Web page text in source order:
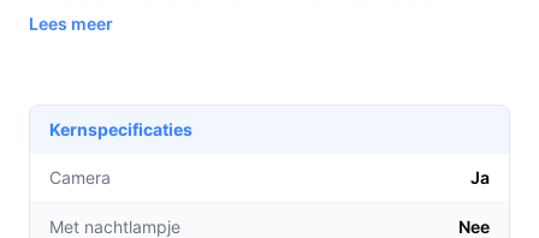
leven van ouders eenvoudiger maken:
beelden, zowel overdag als in het donker.
De pan-tilt functie (355° horizontaal en 75°
verticaal) stelt je in staat om het volledige uitzicht
camera hoeft te verplaatsen.
Lees meer
Kernspecificaties
Camera Ja
Met nachtlampje Nee